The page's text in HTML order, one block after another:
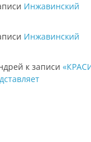
Инжавинский
Инжавинский
к записи